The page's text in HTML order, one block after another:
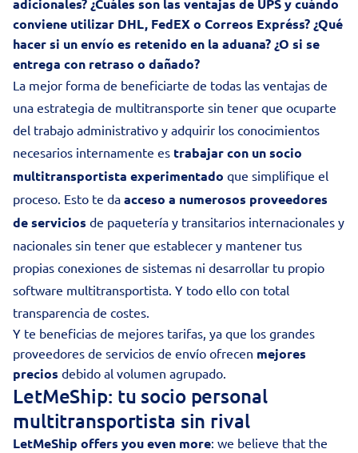
adicionales? ¿Cuáles son las ventajas de UPS y cuándo
conviene utilizar DHL, FedEX o Correos Expréss? ¿Qué
hacer si un envío es retenido en la aduana? ¿O si se
entrega con retraso o dañado?
La mejor forma de beneficiarte de todas las ventajas de
una estrategia de multitransporte sin tener que ocuparte
del trabajo administrativo y adquirir los conocimientos
necesarios internamente es trabajar con un socio
multitransportista experimentado que simplifique el
proceso. Esto te da acceso a numerosos proveedores
de servicios de paquetería y transitarios internacionales y
nacionales sin tener que establecer y mantener tus
propias conexiones de sistemas ni desarrollar tu propio
software multitransportista. Y todo ello con total
transparencia de costes.
Y te beneficias de mejores tarifas, ya que los grandes
proveedores de servicios de envío ofrecen mejores
precios debido al volumen agrupado.
LetMeShip: tu socio personal
multitransportista sin rival
LetMeShip offers you even more: we believe that the